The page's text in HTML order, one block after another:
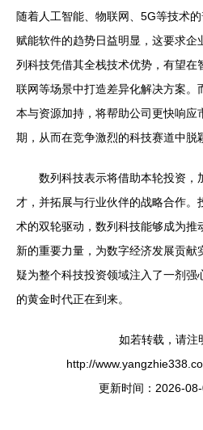
随着人工智能、物联网、5G等技术
赋能软件的趋势日益明显，这要求企
列科技凭借其全栈技术优势，有望在
联网等场景中打造差异化解决方案。
本与资源加持，将帮助公司更快响应
期，从而在竞争激烈的科技赛道中脱
数列科技表示将借助本轮投资，
才，并拓展与行业伙伴的战略合作。
术的双轮驱动，数列科技能够成为推
新的重要力量，为数字经济发展贡
疑为整个科技投资领域注入了一剂
的黄金时代正在到来。
如若转载，请注
http://
更新时间：2026-